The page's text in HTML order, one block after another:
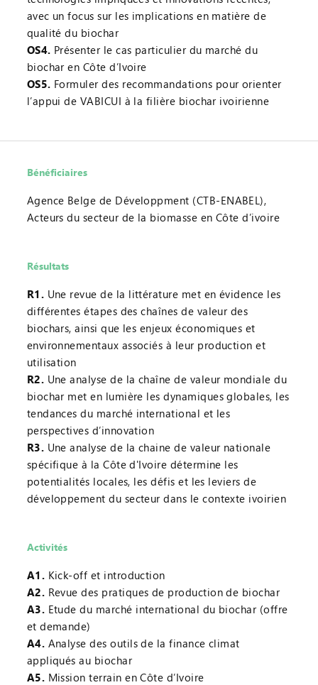
avec un focus sur les implications en matière de
qualité du biochar
OS4. Présenter le cas particulier du marché du
biochar en Côte d’Ivoire
OS5. Formuler des recommandations pour orienter
l’appui de VABICUI à la filière biochar ivoirienne
Bénéficiaires
Agence Belge de Développment (CTB-ENABEL),
Acteurs du secteur de la biomasse en Côte d’ivoire
Résultats
R1. Une revue de la littérature met en évidence les
différentes étapes des chaînes de valeur des
biochars, ainsi que les enjeux économiques et
environnementaux associés à leur production et
utilisation
R2. Une analyse de la chaîne de valeur mondiale du
biochar met en lumière les dynamiques globales, les
tendances du marché international et les
perspectives d’innovation
R3. Une analyse de la chaine de valeur nationale
spécifique à la Côte d'Ivoire détermine les
potentialités locales, les défis et les leviers de
développement du secteur dans le contexte ivoirien
Activités
A1. Kick-off et introduction
A2. Revue des pratiques de production de biochar
A3. Etude du marché international du biochar (offre
et demande)
A4. Analyse des outils de la finance climat
appliqués au biochar
A5. Mission terrain en Côte d’Ivoire